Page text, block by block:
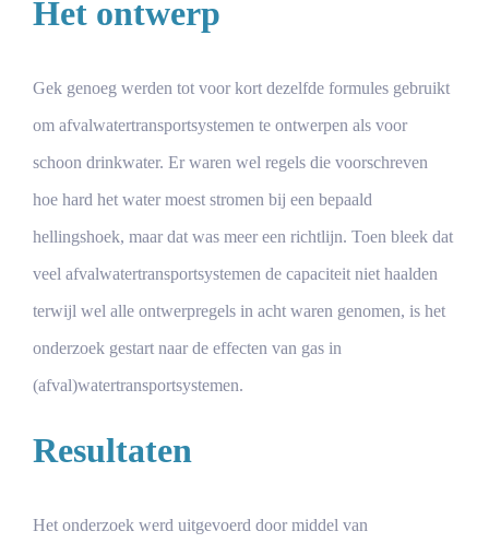
Het ontwerp
Gek genoeg werden tot voor kort dezelfde formules gebruikt
om afvalwatertransportsystemen te ontwerpen als voor
schoon drinkwater. Er waren wel regels die voorschreven
hoe hard het water moest stromen bij een bepaald
hellingshoek, maar dat was meer een richtlijn. Toen bleek dat
veel afvalwatertransportsystemen de capaciteit niet haalden
terwijl wel alle ontwerpregels in acht waren genomen, is het
onderzoek gestart naar de effecten van gas in
(afval)watertransportsystemen.
Resultaten
Het onderzoek werd uitgevoerd door middel van